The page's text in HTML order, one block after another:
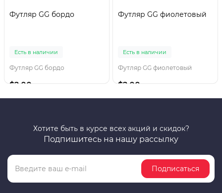
Футляр GG бордо
Есть в наличии
Футляр GG бордо
$2.00
Футляр GG фиолетовый
Есть в наличии
Футляр GG фиолетовый
$2.00
Хотите быть в курсе всех акций и скидок?
Подпишитесь на нашу рассылку
Подписаться